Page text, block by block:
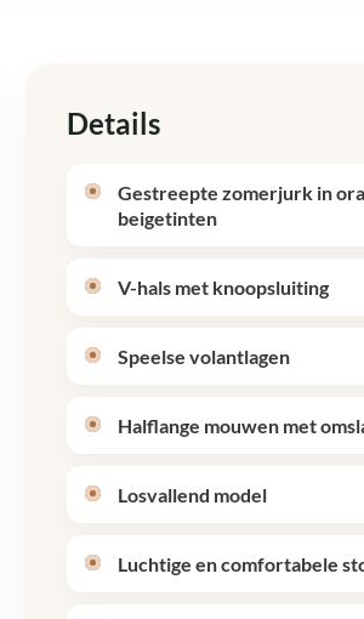
Details
Gestreepte zomerjurk in
beigetinten
V-hals met knoopsluiting
Speelse volantlagen
Halflange mouwen met
Losvallend model
Luchtige en comfortabele